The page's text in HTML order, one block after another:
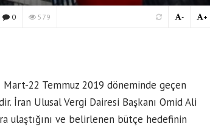
0 579 +
-
22 Temmuz 2019 döneminde geçen
İran Ulusal Vergi Dairesi Başkanı Omid Ali
ulaştığını ve belirlenen bütçe hedefinin